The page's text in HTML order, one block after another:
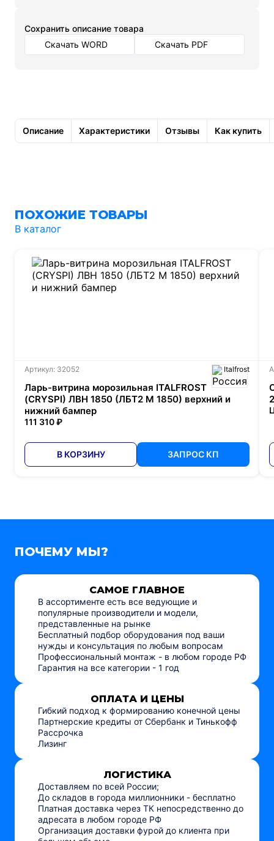
Cохранить описание товара
Скачать WORD
Скачать PDF
Описание Характеристики Отзывы Как купить
ПОХОЖИЕ ТОВАРЫ
В каталог
Артикул: 32052 Italfrost
Ларь-витрина морозильная ITALFROST
(CRYSPI) ЛВН 1850 (ЛБТ2 М 1850) верхний и
нижний бампер
111 310 ₽
В КОРЗИНУ ЗАПРОС КП
ПОЧЕМУ МЫ?
САМОЕ ГЛАВНОЕ
В ассортименте есть все ведующие и
популярные производители и модели,
представленные на рынке
Бесплатный подбор оборудования под ваши
нужды и консультация по любым вопросам
Профессиональный монтаж - в любом городе РФ
Гарантия на все категории - 1 год
ОПЛАТА И ЦЕНЫ
Гибкий подход к формированию конечной цены
Партнерские кредиты от Сбербанк и Тинькофф
Рассрочка
Лизинг
ЛОГИСТИКА
Доставляем по всей России;
До складов в города миллионники - бесплатно
Платная доставка через ТК непосредственно до
адресата в любом городе РФ
Организация доставки фурой до клиента при